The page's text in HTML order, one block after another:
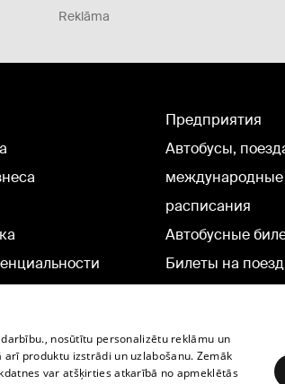
Reklāma
использования
Предприятия
Автобусы,
международные
расписания
Автобусные
Билеты на поезд
nosūtītu personalizētu reklāmu un
produktu izstrādi un uzlabošanu. Zemāk
var atšķirties atkarībā no apmeklētās